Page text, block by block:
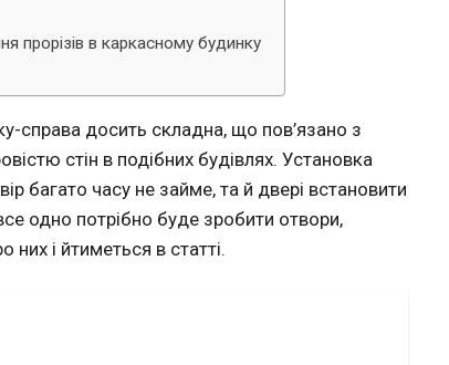
прорізів в каркасному будинку
справа досить складна, що пов’язано з
стін в подібних будівлях. Установка
багато часу не займе, та й двері встановити
одно потрібно буде зробити отвори,
і йтиметься в статті.